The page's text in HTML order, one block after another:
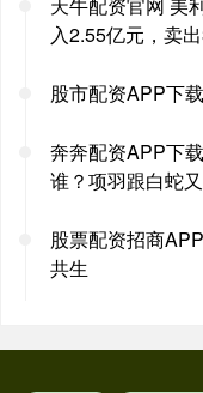
入2.55亿元，卖
股市配资APP下
奔奔配资APP下
谁？项羽跟白蛇
股票配资招商
共生